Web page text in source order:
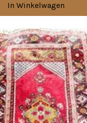
In Winkelwagen